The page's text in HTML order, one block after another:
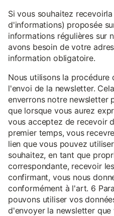
Si vous souhaitez
d'informations) proposée
informations régulières sur
avons besoin de votre
information obligatoire.
Nous utilisons la
l'envoi de la newsletter.
enverrons notre newsletter
que lorsque vous aurez
vous acceptez de recevoir
premier temps, vous
lien que vous pouvez
souhaitez, en tant que
correspondante, recevoir
confirmant, vous nous
conformément à l'art. 6
pouvons utiliser vos
d'envoyer la newsletter que